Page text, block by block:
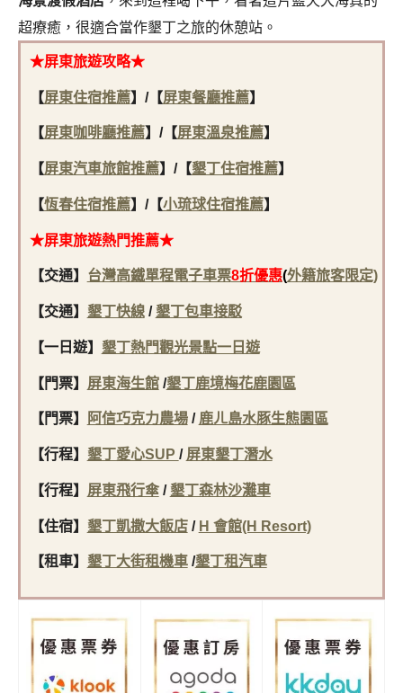
超療癒，很適合當作墾丁之旅的休憩站。
★屏東旅遊攻略★
【屏東住宿推薦】 /【屏東餐廳推薦】
【屏東咖啡廳推薦】/【屏東溫泉推薦】
【屏東汽車旅館推薦】/【墾丁住宿推薦】
【恆春住宿推薦】/【小琉球住宿推薦】
★屏東旅遊熱門推薦★
【交通】 台灣高鐵單程電子車票8折優惠(外籍旅客限定)
【交通】 墾丁快線/墾丁包車接駁
【一日遊】 墾丁熱門觀光景點一日遊
【門票】 屏東海生館/墾丁鹿境梅花鹿園區
【門票】 阿信巧克力農場/ 鹿ㄦ島水豚生態園區
【行程】 墾丁愛心SUP / 屏東墾丁潛水
【行程】 屏東飛行傘/墾丁森林沙灘車
【住宿】 墾丁凱撒大飯店/ H 會館(H Resort)
【租車】 墾丁大街租機車/墾丁租汽車